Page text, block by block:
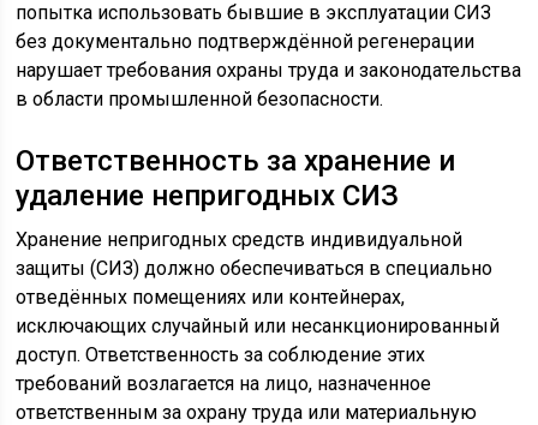
попытка использовать бывшие в эксплуатации СИЗ
без документально подтверждённой регенерации
нарушает требования охраны труда и законодательства
в области промышленной безопасности.
Ответственность за хранение и
удаление непригодных СИЗ
Хранение непригодных средств индивидуальной
защиты (СИЗ) должно обеспечиваться в специально
отведённых помещениях или контейнерах,
исключающих случайный или несанкционированный
доступ. Ответственность за соблюдение этих
требований возлагается на лицо, назначенное
ответственным за охрану труда или материальную